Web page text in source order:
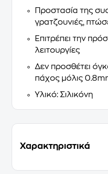
Προστασία της
γρατζουνιές,
Επιτρέπει την
λειτουργίες
Δεν προσθέτει
πάχος μόλις
Υλικό: Σιλικόνη
Χαρακτηριστικά